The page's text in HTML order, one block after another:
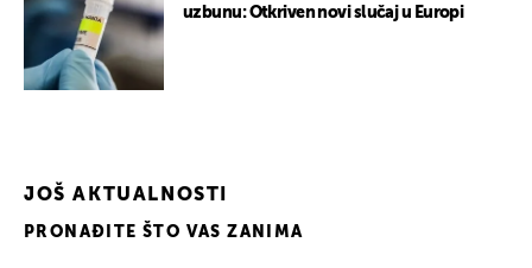
uzbunu: Otkriven novi slučaj u Europi
JOŠ AKTUALNOSTI
PRONAĐITE ŠTO VAS ZANIMA